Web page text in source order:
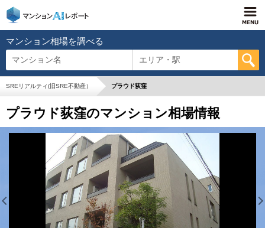
マンション相場を調べる
マンション名 エリア・駅
SREリアルティ(旧SRE不動産） プラウド荻窪
プラウド荻窪のマンション相場情報